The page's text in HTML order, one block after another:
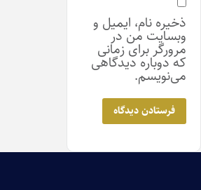
ذخیره نام، ایمیل و
وبسایت من در
مرورگر برای زمانی
که دوباره دیدگاهی
می‌نویسم.